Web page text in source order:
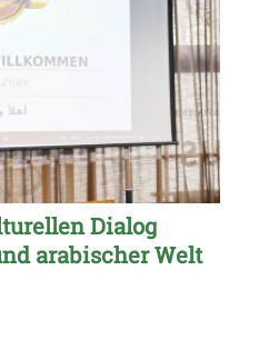
Dialog
arabischer Welt